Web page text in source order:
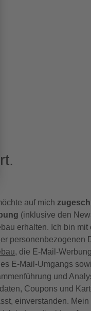
auf mich
(inklusive den
erhalten. Ich bin mit
personenbezogenen
, die E-Mail-
E-Mail-Umgangs
und
Coupons und
einverstanden.